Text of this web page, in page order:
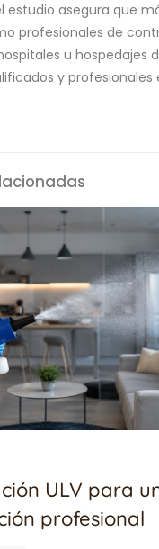
estudio asegura que
profesionales de
u
y profesionales
ULV para
profesional